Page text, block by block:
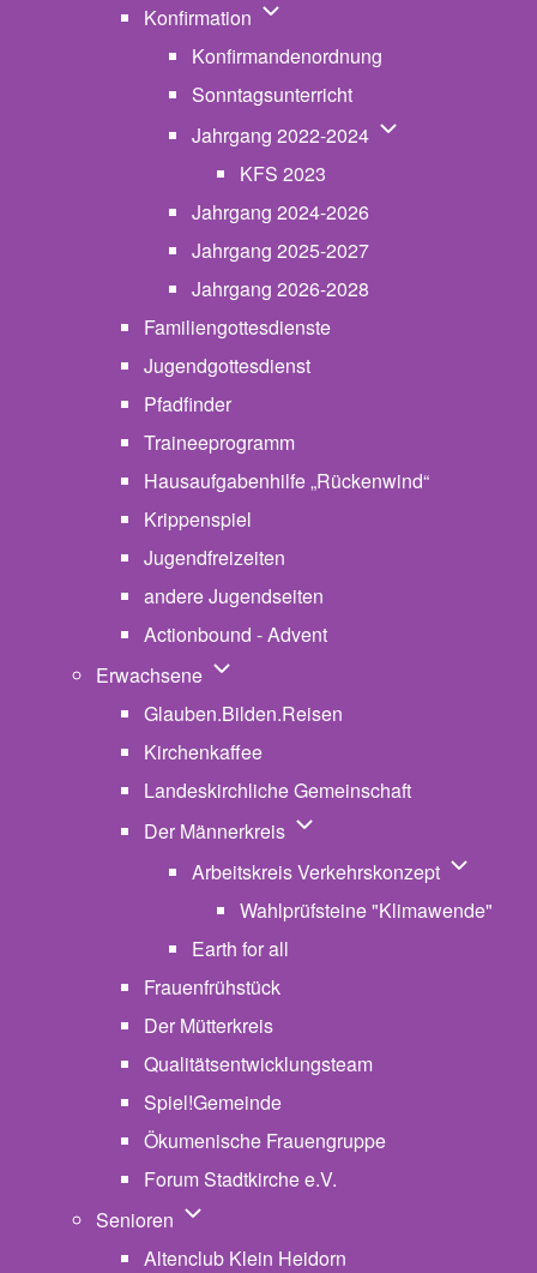
Konfirmation Unternavigation von
Konfirmandenordnung
Sonntagsunterricht
Jahrgang 2022-2024 Unternavigation
KFS 2023
Jahrgang 2024-2026
Jahrgang 2025-2027
Jahrgang 2026-2028
Familiengottesdienste
Jugendgottesdienst
Pfadfinder
Traineeprogramm
Hausaufgabenhilfe „Rückenwind“
Krippenspiel
Jugendfreizeiten
andere Jugendseiten
Actionbound - Advent
Erwachsene Unternavigation von Erwachsene
Glauben.Bilden.Reisen
Kirchenkaffee
Landeskirchliche Gemeinschaft
Der Männerkreis Unternavigation von Der
Arbeitskreis Verkehrskonzept
Wahlprüfsteine "Klimawende"
Earth for all
Frauenfrühstück
Der Mütterkreis
Qualitätsentwicklungsteam
Spiel!Gemeinde
Ökumenische Frauengruppe
Forum Stadtkirche e.V.
Senioren Unternavigation von Senioren
Altenclub Klein Heidorn